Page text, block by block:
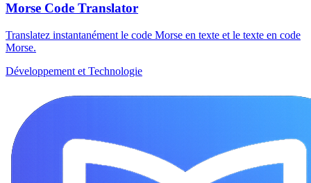
Morse Code Translator
Translatez instantanément le code Morse en texte et le texte en code
Morse.
Développement et Technologie